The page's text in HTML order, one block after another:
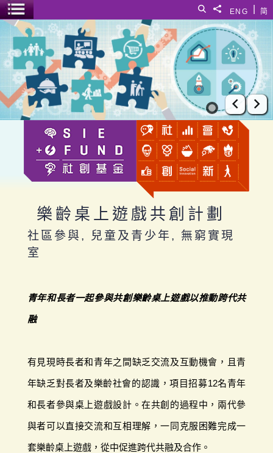
简
ENG
分享給
搜尋
選單開關
樂齡桌上遊戲共創計劃
上一張
下
樂齡桌上遊戲共創計劃
社區參與, 兒童及青少年, 無窮實現
室
青年和長者一起參與共創樂齡桌上遊戲以推動跨代共
融
有見現時長者和青年之間缺乏交流及互動機會，且青
年缺乏對長者及樂齡社會的認識，項目招募12名青年
和長者參與桌上遊戲設計。在共創的過程中，兩代參
與者可以直接交流和互相理解，一同克服困難完成一
套樂齡桌上遊戲，從中促進跨代共融及合作。